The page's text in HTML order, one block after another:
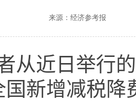
来源：经济参考报
近日举行的
国新增减税降